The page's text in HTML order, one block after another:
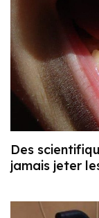
Des
jamais jeter